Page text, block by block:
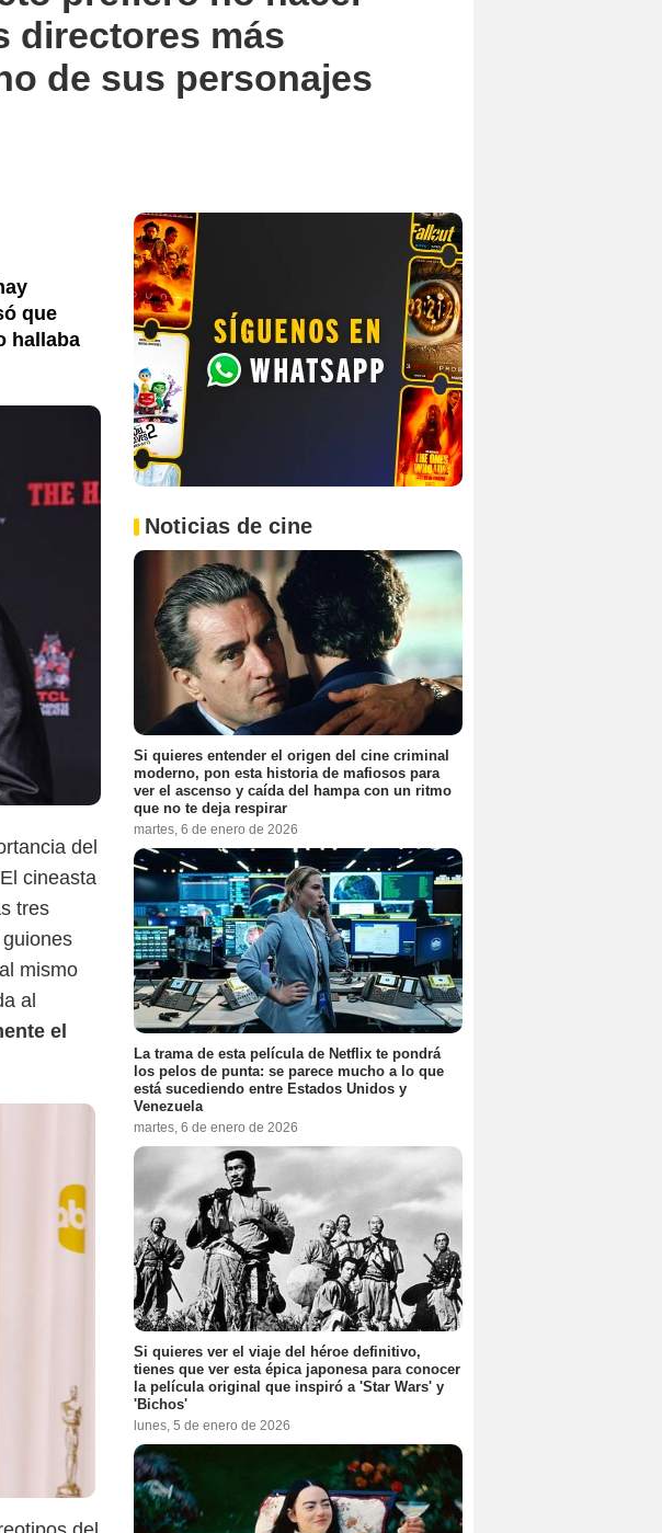
directores más
de sus personajes
que
hallaba
del
cineasta
tres
mismo
al
el
Noticias de cine
Si quieres entender el origen del cine criminal
moderno, pon esta historia de mafiosos para
ver el ascenso y caída del hampa con un ritmo
que no te deja respirar
martes, 6 de enero de 2026
La trama de esta película de Netflix te pondrá
los pelos de punta: se parece mucho a lo que
está sucediendo entre Estados Unidos y
Venezuela
martes, 6 de enero de 2026
Si quieres ver el viaje del héroe definitivo,
tienes que ver esta épica japonesa para conocer
la película original que inspiró a 'Star Wars' y
'Bichos'
lunes, 5 de enero de 2026